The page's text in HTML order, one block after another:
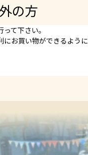
の方
て下さい。
お買い物ができるように